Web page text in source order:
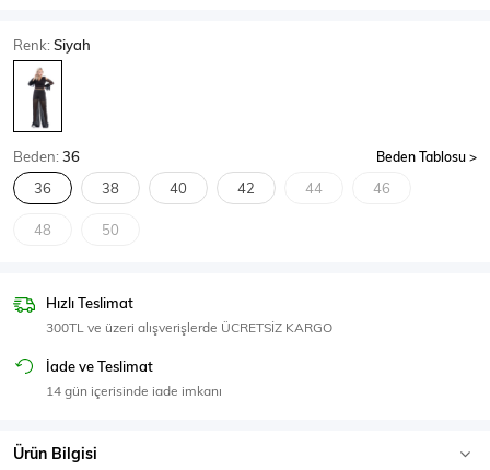
Body
SPOR GİYİM
Eşofman Üstü
Renk:Siyah
Beden:36 Beden Tablosu
36 38 40 42 44 46
48 50
Hızlı Teslimat
300TL ve üzeri alışverişlerde ÜCRETSİZ KARGO
İade ve Teslimat
14 gün içerisinde iade imkanı
Ürün Bilgisi